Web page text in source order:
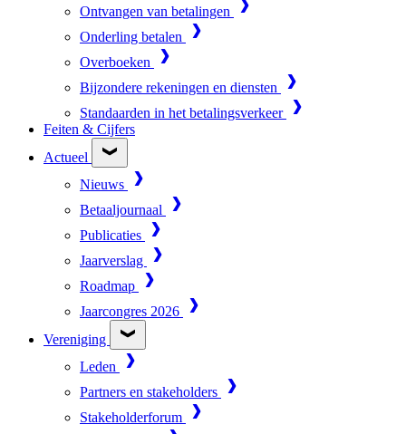
Ontvangen van betalingen
Onderling betalen
Overboeken
Bijzondere rekeningen en diensten
Standaarden in het betalingsverkeer
Feiten & Cijfers
Actueel
Nieuws
Betaaljournaal
Publicaties
Jaarverslag
Roadmap
Jaarcongres 2026
Vereniging
Leden
Partners en stakeholders
Stakeholderforum